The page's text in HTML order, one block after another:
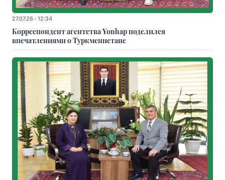
27.07.26 - 12:34
Корреспондент агентства Yonhap поделился
впечатлениями о Туркменистане